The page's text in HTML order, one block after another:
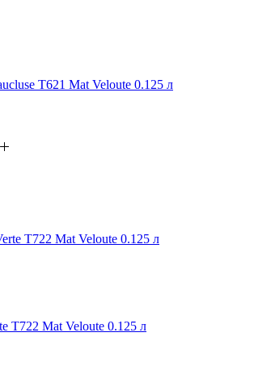
T621 Mat Veloute 0.125 л
T722 Mat Veloute 0.125 л